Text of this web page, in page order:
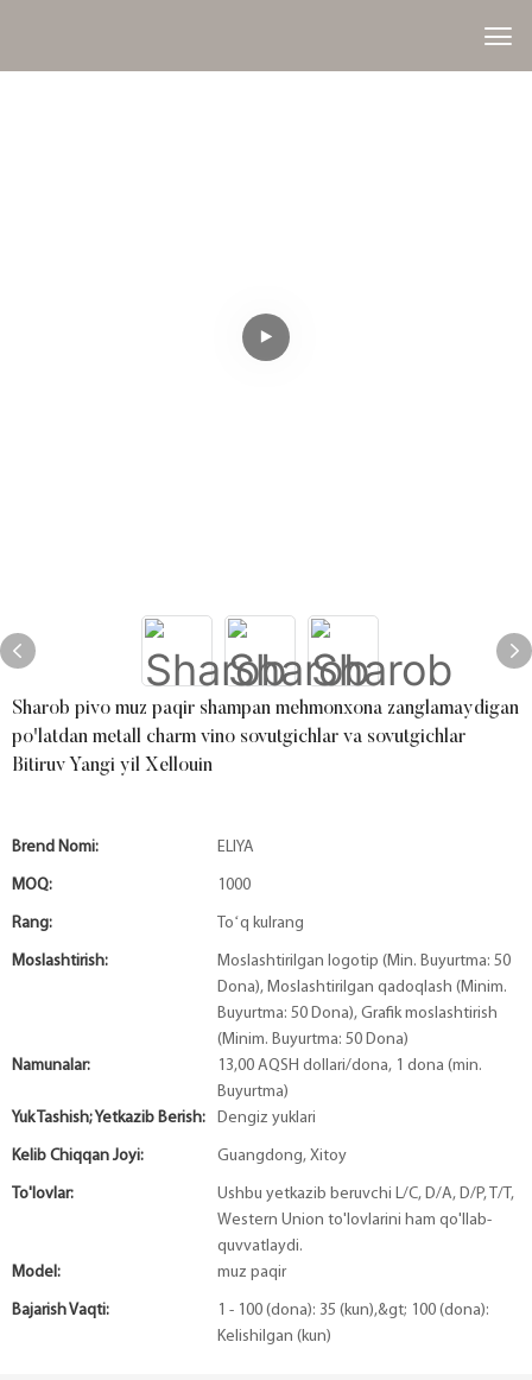
Sharob pivo muz paqir shampan mehmonxona zanglamaydigan
po'latdan metall charm vino sovutgichlar va sovutgichlar
Bitiruv Yangi yil Xellouin
Brend Nomi: ELIYA
MOQ: 1000
Rang: Toʻq kulrang
Moslashtirish:
Moslashtirilgan logotip (Min. Buyurtma: 50
Dona), Moslashtirilgan qadoqlash (Minim.
Buyurtma: 50 Dona), Grafik moslashtirish
(Minim. Buyurtma: 50 Dona)
Namunalar:
13,00 AQSH dollari/dona, 1 dona (min.
Buyurtma)
Yuk Tashish; Yetkazib Berish:
Dengiz yuklari
Kelib Chiqqan Joyi: Guangdong, Xitoy
To'lovlar:
Ushbu yetkazib beruvchi L/C, D/A, D/P, T/T,
Western Union to'lovlarini ham qo'llab-
quvvatlaydi.
Model:
muz paqir
Bajarish Vaqti:
1 - 100 (dona): 35 (kun),&gt; 100 (dona):
Kelishilgan (kun)